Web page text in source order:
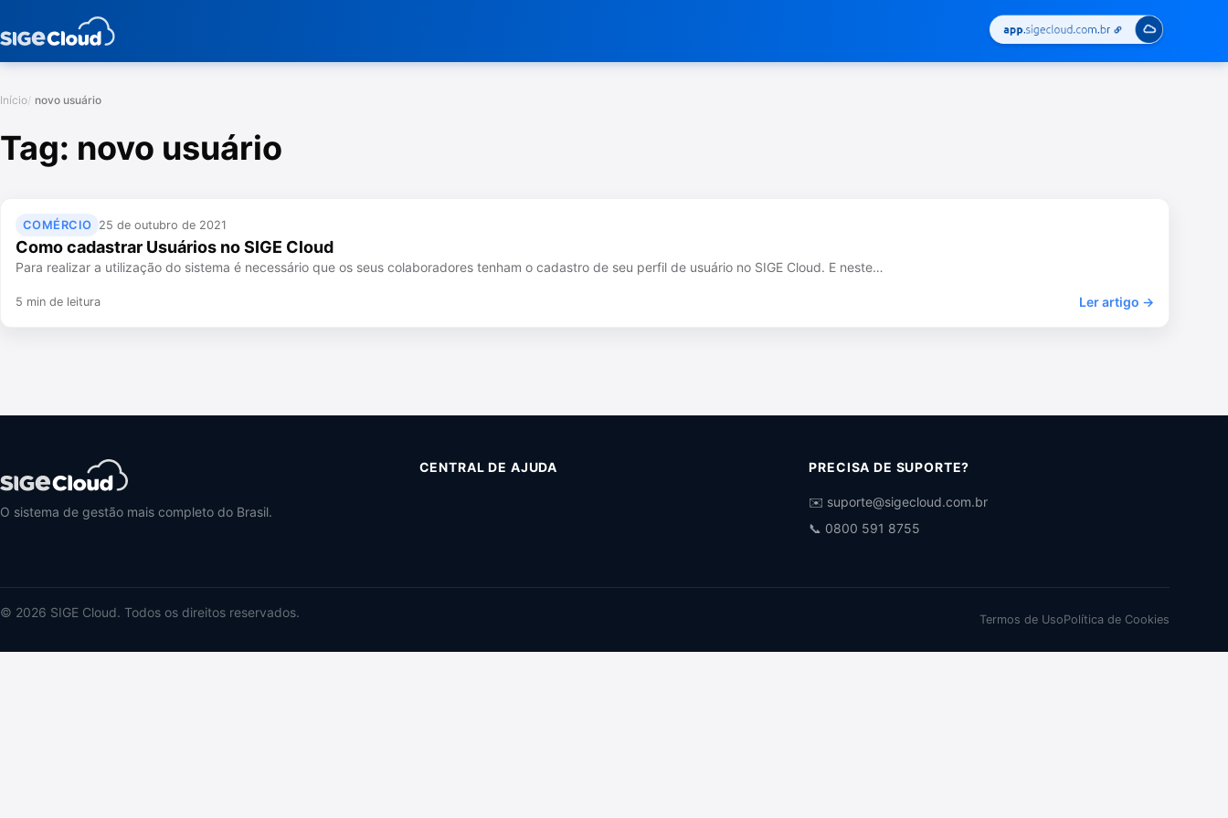
Início novo usuário
Tag: novo usuário
COMÉRCIO 25 de outubro de 2021
Como cadastrar Usuários no SIGE Cloud
Para realizar a utilização do sistema é necessário que os seus colaboradores tenham o cadastro de seu perfil de usuário no SIGE Cloud. E neste…
5 min de leitura Ler artigo →
O sistema de gestão mais completo do Brasil.
CENTRAL DE AJUDA PRECISA DE SUPORTE?
✉️ suporte@sigecloud.com.br
📞 0800 591 8755
© 2026 SIGE Cloud. Todos os direitos reservados. Termos de UsoPolítica de Cookies